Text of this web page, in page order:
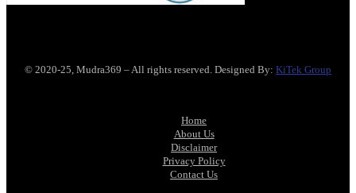
© 2020-25, Mudra369 – All rights reserved. Designed By: KiTek Group
Home
About Us
Disclaimer
Privacy Policy
Contact Us